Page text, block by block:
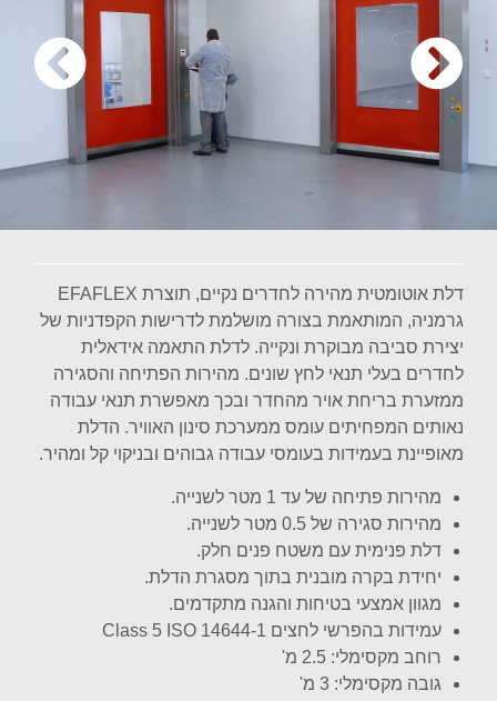
דלת אוטומטית מהירה לחדרים נקיים, תוצרת EFAFLEX
גרמניה, המותאמת בצורה מושלמת לדרישות הקפדניות של
יצירת סביבה מבוקרת ונקייה. לדלת התאמה אידאלית
לחדרים בעלי תנאי לחץ שונים. מהירות הפתיחה והסגירה
ממזערת בריחת אויר מהחדר ובכך מאפשרת תנאי עבודה
נאותים המפחיתים עומס ממערכת סינון האוויר. הדלת
מאופיינת בעמידות בעומסי עבודה גבוהים ובניקוי קל ומהיר.
מהירות פתיחה של עד 1 מטר לשנייה.
מהירות סגירה של 0.5 מטר לשנייה.
דלת פנימית עם משטח פנים חלק.
יחידת בקרה מובנית בתוך מסגרת הדלת.
מגוון אמצעי בטיחות והגנה מתקדמים.
עמידות בהפרשי לחצים Class 5 ISO 14644-1
רוחב מקסימלי: 2.5 מ'
גובה מקסימלי: 3 מ'